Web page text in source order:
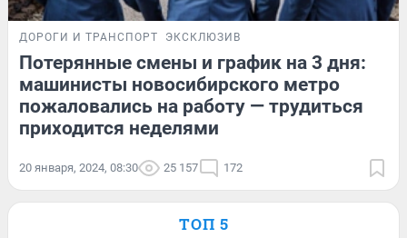
ДОРОГИ И ТРАНСПОРТ ЭКСКЛЮЗИВ
Потерянные смены и график на 3 дня:
машинисты новосибирского метро
пожаловались на работу — трудиться
приходится неделями
20 января, 2024, 08:30 25 157 172
ТОП 5